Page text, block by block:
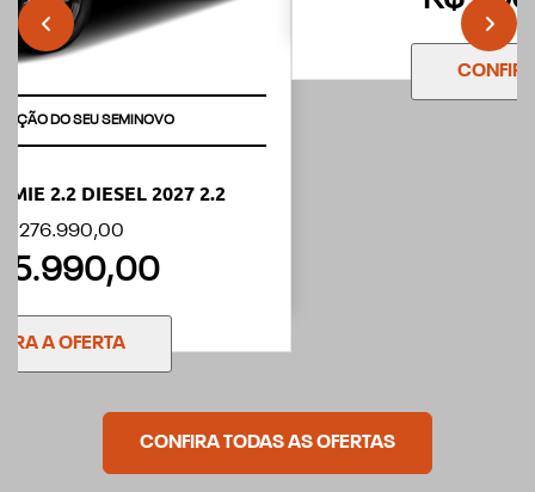
DAKOTA WARLOCK 2.2 DIESEL 2026 2.2
R$ 269.990,00
templates.template-
CONFIRA TODAS AS OFERTAS